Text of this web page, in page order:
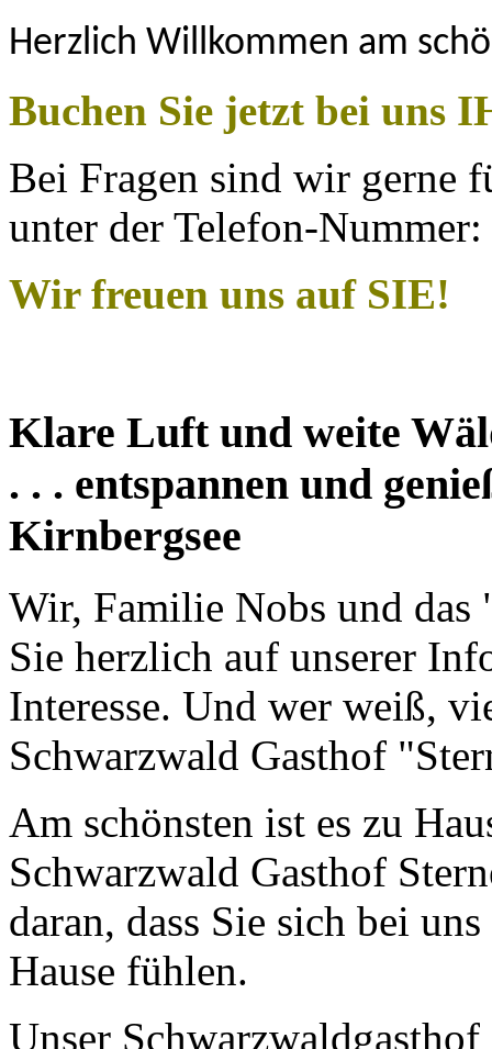
Herzlich Willkommen am
Buchen Sie jetzt bei uns
Bei Fragen sind wir gerne
unter der Telefon-
Wir freuen uns auf SIE!
Klare Luft und weite
. . . entspannen und
Kirnbergsee
Wir, Familie Nobs und das
Sie herzlich auf unserer
Interesse. Und wer weiß,
Schwarzwald Gasthof
Am schönsten ist es zu
Schwarzwald Gasthof
daran, dass Sie sich bei
Hause fühlen.
Unser